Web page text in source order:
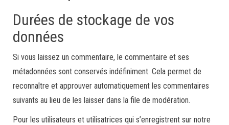
Durées de stockage de vos
données
Si vous laissez un commentaire, le commentaire et ses
métadonnées sont conservés indéfiniment. Cela permet de
reconnaître et approuver automatiquement les commentaires
suivants au lieu de les laisser dans la file de modération.
Pour les utilisateurs et utilisatrices qui s’enregistrent sur notre